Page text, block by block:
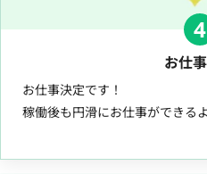
4
お仕
お仕事決定です！
稼働後も円滑にお仕事ができる